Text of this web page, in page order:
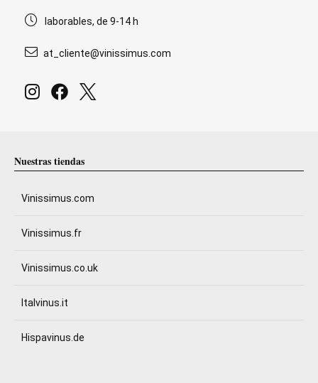
laborables, de 9-14 h
at_cliente@vinissimus.com
Nuestras tiendas
Vinissimus.com
Vinissimus.fr
Vinissimus.co.uk
Italvinus.it
Hispavinus.de